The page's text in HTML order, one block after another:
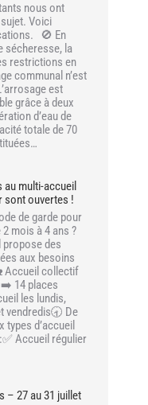
nous ont
Voici
🚫 En
sécheresse, la
restrictions en
communal n’est
est
grâce à deux
d’eau de
totale de 70
multi-accueil
sont ouvertes !
de garde pour
mois à 4 ans ?
propose des
aux besoins
Accueil collectif
14 places
les lundis,
vendredis🕣 De
types d’accueil
Accueil régulier
– 27 au 31 juillet